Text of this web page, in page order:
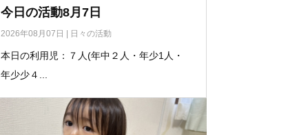
今日の活動8月7日
2026年08月07日 日々の活動
本日の利用児：７人(年中２人・年少1人・
年少少４...